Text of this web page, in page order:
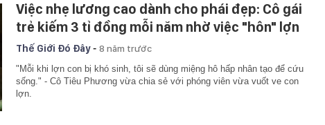
Việc nhẹ lương cao dành cho phái đẹp: Cô gái
trẻ kiếm 3 tỉ đồng mỗi năm nhờ việc "hôn" lợn
Thế Giới Đó Đây- 8 năm trước
"Mỗi khi lợn con bị khó sinh, tôi sẽ dùng miệng hô hấp nhân tạo để cứu
sống." - Cô Tiêu Phương vừa chia sẻ với phóng viên vừa vuốt ve con
lợn.